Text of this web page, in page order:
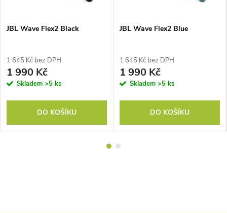
JBL Wave Flex2 Black
1 645 Kč bez DPH
1 990 Kč
Skladem >5 ks
DO KOŠÍKU
JBL Wave Flex2 Blue
1 645 Kč bez DPH
1 990 Kč
Skladem >5 ks
DO KOŠÍKU